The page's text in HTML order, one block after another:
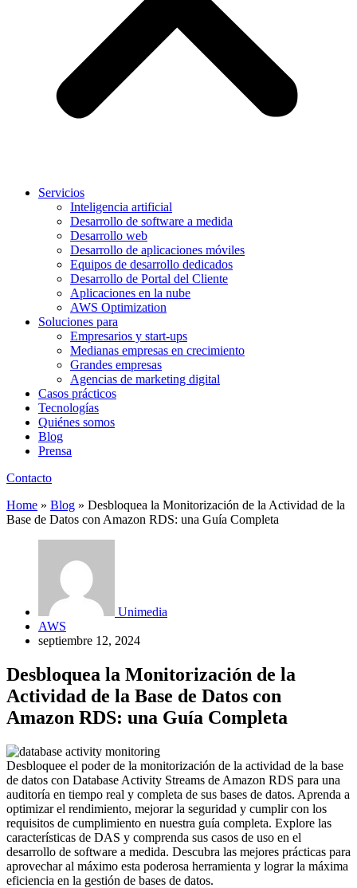
Servicios
Inteligencia artificial
Desarrollo de software a medida
Desarrollo web
Desarrollo de aplicaciones móviles
Equipos de desarrollo dedicados
Desarrollo de Portal del Cliente
Aplicaciones en la nube
AWS Optimization
Soluciones para
Empresarios y start-ups
Medianas empresas en crecimiento
Grandes empresas
Agencias de marketing digital
Casos prácticos
Tecnologías
Quiénes somos
Blog
Prensa
Contacto
Home » Blog » Desbloquea la Monitorización de la Actividad de la
Base de Datos con Amazon RDS: una Guía Completa
Unimedia
AWS
septiembre 12, 2024
Desbloquea la Monitorización de la
Actividad de la Base de Datos con
Amazon RDS: una Guía Completa
Desbloquee el poder de la monitorización de la actividad de la base
de datos con Database Activity Streams de Amazon RDS para una
auditoría en tiempo real y completa de sus bases de datos. Aprenda a
optimizar el rendimiento, mejorar la seguridad y cumplir con los
requisitos de cumplimiento en nuestra guía completa. Explore las
características de DAS y comprenda sus casos de uso en el
desarrollo de software a medida. Descubra las mejores prácticas para
aprovechar al máximo esta poderosa herramienta y lograr la máxima
eficiencia en la gestión de bases de datos.